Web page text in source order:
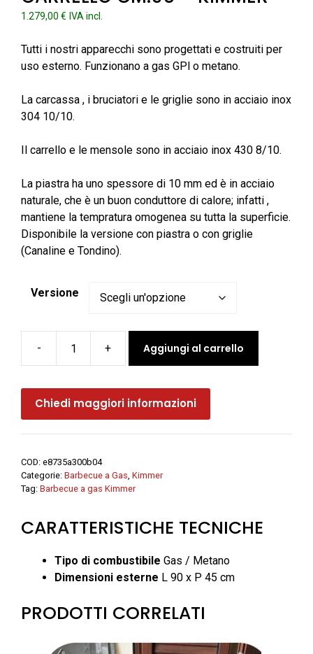
1.279,00 € IVA incl.
Tutti i nostri apparecchi sono progettati e costruiti per
uso esterno. Funzionano a gas GPl o metano.
La carcassa , i bruciatori e le griglie sono in acciaio inox
304 10/10.
Il carrello e le mensole sono in acciaio inox 430 8/10.
La piastra ha uno spessore di 10 mm ed è in acciaio
naturale, che è un buon conduttore di calore; infatti ,
mantiene la tempratura omogenea su tutta la superficie.
Disponibile la versione con piastra o con griglie
(Canaline e Tondino).
Versione
-
Barbecue
gas
con
carrello
Kimmer
quantità
+ Aggiungi al carrello
Chiedi maggiori informazioni
COD: e8735a300b04
Categorie: Barbecue a Gas, Kimmer
Tag: Barbecue a gas Kimmer
CARATTERISTICHE TECNICHE
Tipo di combustibile Gas / Metano
Dimensioni esterne L 90 x P 45 cm
PRODOTTI CORRELATI